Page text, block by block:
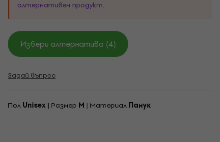
алтернативен продукт.
Избери алтернатива (4)
Задай въпрос
Пол Unisex | Pазмер M | Материал Памук